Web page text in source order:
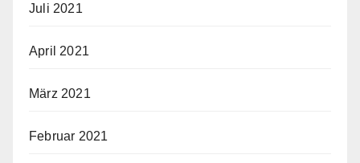
Juli 2021
April 2021
März 2021
Februar 2021